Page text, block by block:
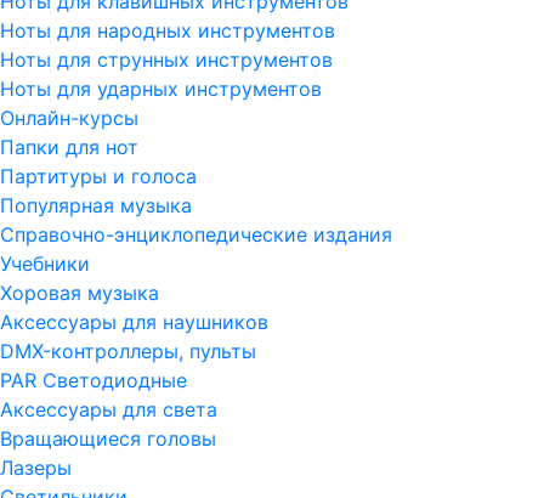
Ноты для народных инструментов
Ноты для струнных инструментов
Ноты для ударных инструментов
Онлайн-курсы
Папки для нот
Партитуры и голоса
Популярная музыка
Справочно-энциклопедические издания
Учебники
Хоровая музыка
Аксессуары для наушников
DMX-контроллеры, пульты
PAR Светодиодные
Аксессуары для света
Вращающиеся головы
Лазеры